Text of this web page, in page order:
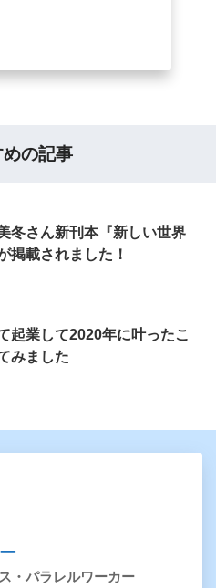
の記事
冬さん新刊本『新しい世界
掲載されました！
起業して2020年に叶ったこ
みました
・パラレルワーカー